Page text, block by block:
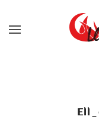
Skip to main